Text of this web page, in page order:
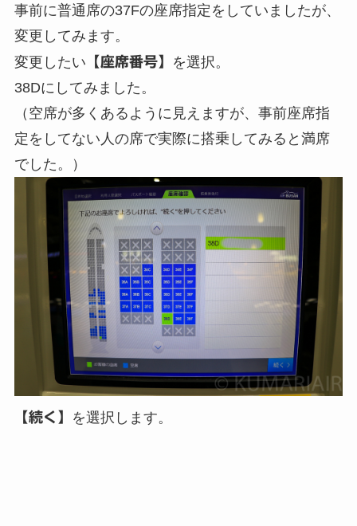
事前に普通席の37Fの座席指定をしていましたが、
変更してみます。
変更したい 【座席番号】
を選択。
38Dにしてみました。
（空席が多くあるように見えますが、事前座席指
定をしてない人の席で実際に搭乗してみると満席
でした。）
【続く】 を選択します。